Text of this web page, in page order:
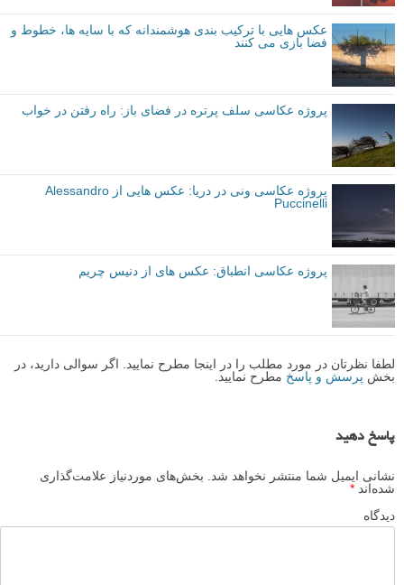
عکس هایی با ترکیب بندی هوشمندانه که با سایه ها، خطوط و
فضا بازی می کنند
پروژه عکاسی سلف پرتره در فضای باز: راه رفتن در خواب
پروژه عکاسی ونی در دریا: عکس هایی از Alessandro
Puccinelli
پروژه عکاسی انطباق: عکس های از دنیس چریم
لطفا نظرتان در مورد مطلب را در اینجا مطرح نمایید. اگر سوالی دارید، در
بخش پرسش و پاسخ مطرح نمایید.
پاسخ دهید
نشانی ایمیل شما منتشر نخواهد شد.
بخش‌های موردنیاز علامت‌گذاری
شده‌اند *
دیدگاه